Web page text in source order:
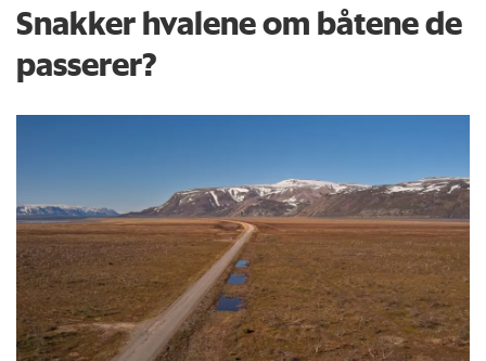
Snakker hvalene om båtene de
passerer?